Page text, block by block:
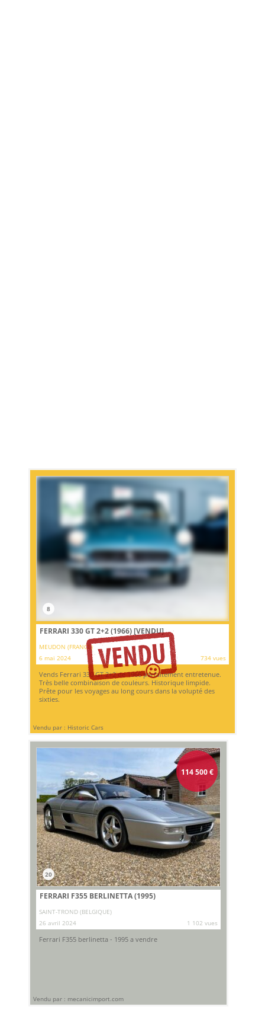
8
FERRARI 330 GT 2+2 (1966)[VENDU]
MEUDON (FRANCE)
6 mai 2024
734 vues
Vends Ferrari 330 GT 2+2 de 1966 parfaitement entretenue.
Très belle combinaison de couleurs. Historique limpide.
Prête pour les voyages au long cours dans la volupté des
sixties.
Vendu par : Historic Cars
114 500€
20
FERRARI F355 BERLINETTA (1995)
SAINT-TROND (BELGIQUE)
26 avril 2024
1 102 vues
Ferrari F355 berlinetta - 1995 a vendre
Vendu par : mecanicimport.com